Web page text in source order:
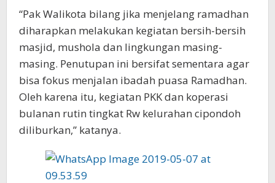
“Pak Walikota bilang jika menjelang ramadhan
diharapkan melakukan kegiatan bersih-bersih
masjid, mushola dan lingkungan masing-
masing. Penutupan ini bersifat sementara agar
bisa fokus menjalan ibadah puasa Ramadhan.
Oleh karena itu, kegiatan PKK dan koperasi
bulanan rutin tingkat Rw kelurahan cipondoh
diliburkan,” katanya.